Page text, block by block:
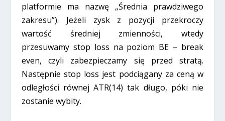
platformie ma nazwę „Średnia prawdziwego
zakresu”). Jeżeli zysk z pozycji przekroczy
wartość średniej zmienności, wtedy
przesuwamy stop loss na poziom BE – break
even, czyli zabezpieczamy się przed stratą.
Następnie stop loss jest podciągany za ceną w
odległości równej ATR(14) tak długo, póki nie
zostanie wybity.